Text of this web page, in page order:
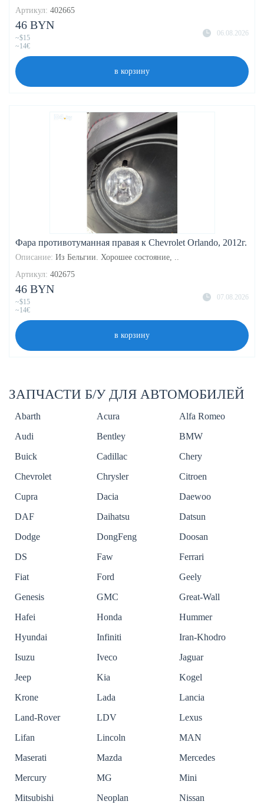
Артикул: 402665
06.08.2026
46 BYN
~$15
~14€
в корзину
Фара противотуманная правая к Chevrolet Orlando, 2012г.
Описание: Из Бельгии. Хорошее состояние, ..
Артикул: 402675
07.08.2026
46 BYN
~$15
~14€
в корзину
ЗАПЧАСТИ Б/У ДЛЯ АВТОМОБИЛЕЙ
Abarth Acura
Alfa Romeo
Audi
Bentley
BMW
Buick
Cadillac
Chery
Chevrolet
Chrysler
Citroen
Cupra
Dacia
Daewoo
DAF
Daihatsu
Datsun
Dodge
DongFeng
Doosan
DS
Faw
Ferrari
Fiat
Ford
Geely
Genesis
GMC
Great-Wall
Hafei
Honda
Hummer
Hyundai
Infiniti
Iran-Khodro
Isuzu
Iveco
Jaguar
Jeep
Kia
Kogel
Krone
Lada
Lancia
Land-Rover
LDV
Lexus
Lifan
Lincoln
MAN
Maserati
Mazda
Mercedes
Mercury
MG
Mini
Mitsubishi
Neoplan
Nissan